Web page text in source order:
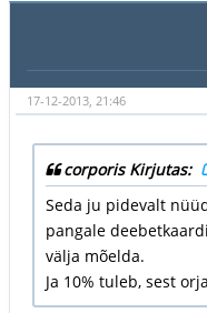
17-12-2013, 21:46
corporis Kirjutas:
Seda ju pidevalt
pangale
välja mõelda.
Ja 10% tuleb, sest